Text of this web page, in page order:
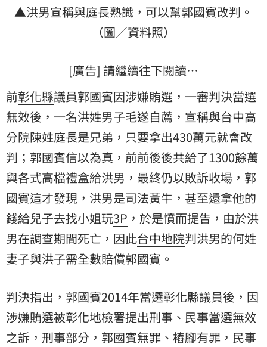
▲洪男宣稱與庭長熟識，可以幫郭國賓改判。
（圖／資料照）
[廣告] 請繼續往下閱讀…
前彰化縣議員郭國賓因涉嫌賄選，一審判決當選
無效後，一名洪姓男子毛遂自薦，宣稱與台中高
分院陳姓庭長是兄弟，只要拿出430萬元就會改
判；郭國賓信以為真，前前後後共給了1300餘萬
與各式高檔禮盒給洪男，最終仍以敗訴收場，郭
國賓這才發現，洪男是司法黃牛 ，甚至還拿他的
錢給兒子去找小姐玩3P ，於是憤而提告，由於洪
男在調查期間死亡，因此台中地院判洪男的何姓
妻子與洪子需全數賠償郭國賓。
判決指出，郭國賓2014年當選彰化縣議員後，因
涉嫌賄選被彰化地檢署提出刑事、民事當選無效
之訴，刑事部分，郭國賓無罪、樁腳有罪，民事